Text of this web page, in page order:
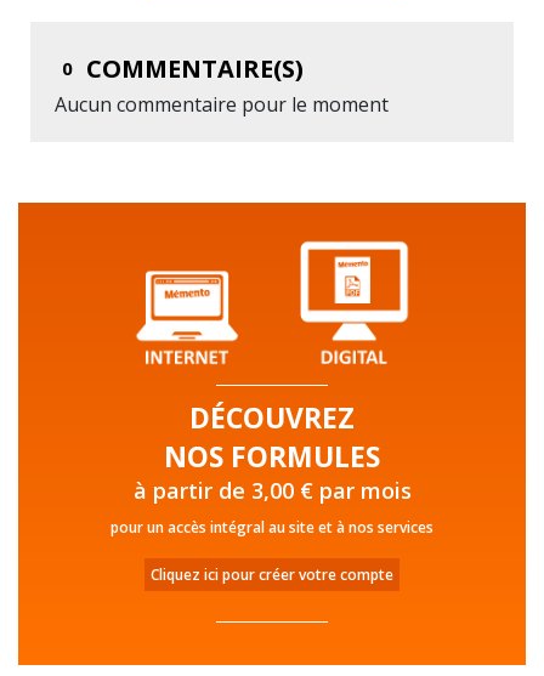
0 COMMENTAIRE(S)
Aucun commentaire pour le moment
DÉCOUVREZ
NOS FORMULES
à partir de 3,00 € par mois
pour un accès intégral au site et à nos services
Cliquez ici pour créer votre compte